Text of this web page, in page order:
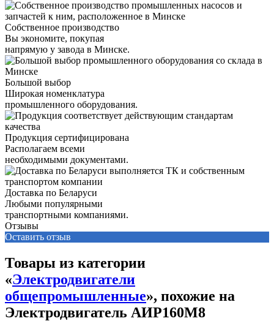
Собственное производство
Вы экономите, покупая
напрямую у завода в Минске.
Большой выбор
Широкая номенклатура
промышленного оборудования.
Продукция сертифицирована
Располагаем всеми
необходимыми документами.
Доставка по Беларуси
Любыми популярными
транспортными компаниями.
Отзывы
Оставить отзыв
Товары из категории
«Электродвигатели
общепромышленные», похожие на
Электродвигатель АИР160М8